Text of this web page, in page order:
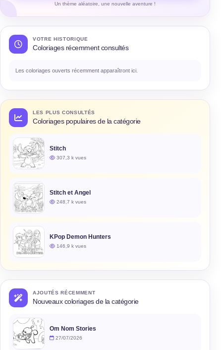
Un thème aléatoire, une nouvelle aventure !
VOTRE HISTORIQUE
Coloriages récemment consultés
Les coloriages ouverts récemment apparaîtront ici.
LES PLUS CONSULTÉS
Coloriages populaires de la catégorie
Stitch
307,3 k vues
Stitch et Angel
248,7 k vues
KPop Demon Hunters
146,9 k vues
AJOUTÉS RÉCEMMENT
Nouveaux coloriages de la catégorie
Om Nom Stories
27/07/2026